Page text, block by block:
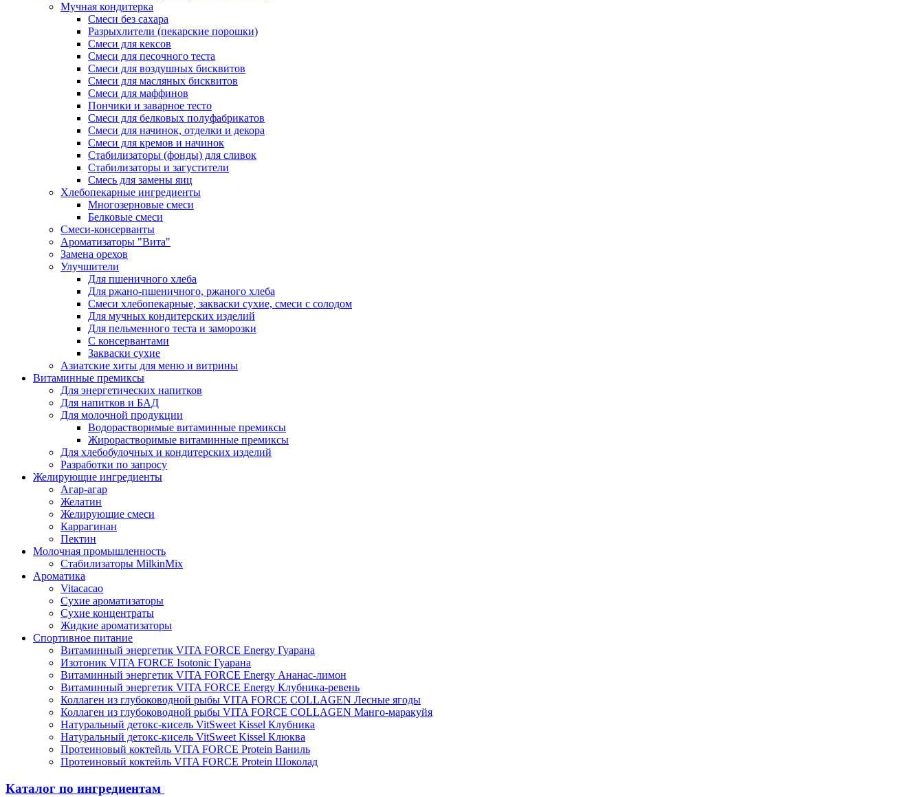
Мучная кондитерка
Смеси без сахара
Разрыхлители (пекарские порошки)
Смеси для кексов
Смеси для песочного теста
Смеси для воздушных бисквитов
Смеси для масляных бисквитов
Смеси для маффинов
Пончики и заварное тесто
Cмеси для белковых полуфабрикатов
Смеси для начинок, отделки и декора
Смеси для кремов и начинок
Стабилизаторы (фонды) для сливок
Стабилизаторы и загустители
Смесь для замены яиц
Хлебопекарные ингредиенты
Многозерновые смеси
Белковые смеси
Смеси-консерванты
Ароматизаторы "Вита"
Замена орехов
Улучшители
Для пшеничного хлеба
Для ржано-пшеничного, ржаного хлеба
Смеси хлебопекарные, закваски сухие, смеси с солодом
Для мучных кондитерских изделий
Для пельменного теста и заморозки
С консервантами
Закваски сухие
Азиатские хиты для меню и витрины
Витаминные премиксы
Для энергетических напитков
Для напитков и БАД
Для молочной продукции
Водорастворимые витаминные премиксы
Жирорастворимые витаминные премиксы
Для хлебобулочных и кондитерских изделий
Разработки по запросу
Желирующие ингредиенты
Агар-агар
Желатин
Желирующие смеси
Каррагинан
Пектин
Молочная промышленность
Стабилизаторы MilkinMix
Ароматика
Vitacacao
Сухие ароматизаторы
Сухие концентраты
Жидкие ароматизаторы
Спортивное питание
Витаминный энергетик VITA FORCE Energy Гуарана
Изотоник VITA FORCE Isotonic Гуарана
Витаминный энергетик VITA FORCE Energy Ананас-лимон
Витаминный энергетик VITA FORCE Energy Клубника-ревень
Коллаген из глубоководной рыбы VITA FORCE COLLAGEN Лесные ягоды
Коллаген из глубоководной рыбы VITA FORCE COLLAGEN Манго-маракуйя
Натуральный детокс-кисель VitSweet Kissel Клубника
Натуральный детокс-кисель VitSweet Kissel Клюква
Протеиновый коктейль VITA FORCE Protein Ваниль
Протеиновый коктейль VITA FORCE Protein Шоколад
Каталог по ингредиентам